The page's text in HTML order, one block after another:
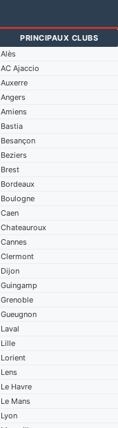
PRINCIPAUX CLUBS
Alès
AC Ajaccio
Auxerre
Angers
Amiens
Bastia
Besançon
Beziers
Brest
Bordeaux
Boulogne
Caen
Chateauroux
Cannes
Clermont
Dijon
Guingamp
Grenoble
Gueugnon
Laval
Lille
Lorient
Lens
Le Havre
Le Mans
Lyon